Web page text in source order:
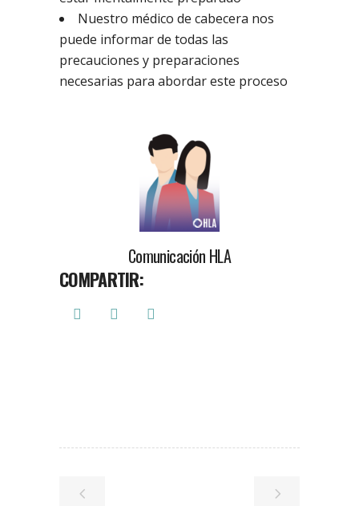
Nuestro médico de cabecera nos
puede informar de todas las
precauciones y preparaciones
necesarias para abordar este proceso
Comunicación HLA
COMPARTIR: